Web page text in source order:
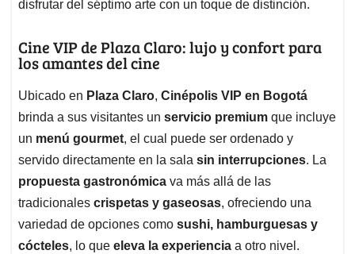
disfrutar del séptimo arte con un toque de distinción.
Cine VIP de Plaza Claro: lujo y confort para
los amantes del cine
Ubicado en Plaza Claro, Cinépolis VIP en Bogotá
brinda a sus visitantes un servicio premium que incluye
un menú gourmet, el cual puede ser ordenado y
servido directamente en la sala sin interrupciones. La
propuesta gastronómica va más allá de las
tradicionales crispetas y gaseosas, ofreciendo una
variedad de opciones como sushi, hamburguesas y
cócteles, lo que eleva la experiencia a otro nivel.